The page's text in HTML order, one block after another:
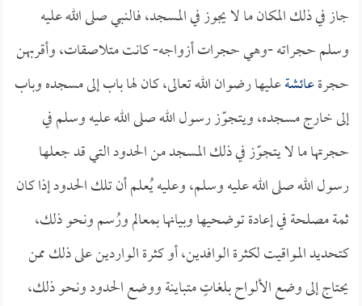
جاز في ذلك المكان ما لا يجوز في المسجد، فالنبي صلى الله عليه
وسلم حجراته -وهي حجرات أزواجه- كانت متلاصقات، وأقربهن
حجرةعائشةعليها رضوان الله تعالى، كان لها باب إلى مسجده وباب
إلى خارج مسجده، ويتجوّز رسول الله صلى الله عليه وسلم في
حجرتها ما لا يتجوّز في ذلك المسجد من الحدود التي قد جعلها
رسول الله صلى الله عليه وسلم، وعليه يُعلم أن تلك الحدود إذا كان
ثمة مصلحة في إعادة توضحيها وبيانها بمعالم ورُسم ونحو ذلك،
كتحديد المواقيت لكثرة الوافدين، أو كثرة الواردين على ذلك ممن
يحتاج إلى وضع الألواح بلغاتٍ متباينة ووضع الحدود ونحو ذلك،